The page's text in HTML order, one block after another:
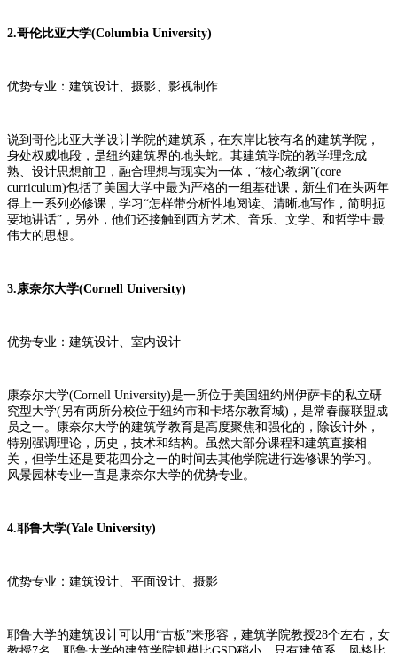
2.哥伦比亚大学(Columbia University)
优势专业：建筑设计、摄影、影视制作
说到哥伦比亚大学设计学院的建筑系，在东岸比较有名的建筑学院，
身处权威地段，是纽约建筑界的地头蛇。其建筑学院的教学理念成
熟、设计思想前卫，融合理想与现实为一体，“核心教纲”(core
curriculum)包括了美国大学中最为严格的一组基础课，新生们在头两年
得上一系列必修课，学习“怎样带分析性地阅读、清晰地写作，简明扼
要地讲话”，另外，他们还接触到西方艺术、音乐、文学、和哲学中最
伟大的思想。
3.康奈尔大学(Cornell University)
优势专业：建筑设计、室内设计
康奈尔大学(Cornell University)是一所位于美国纽约州伊萨卡的私立研
究型大学(另有两所分校位于纽约市和卡塔尔教育城)，是常春藤联盟成
员之一。康奈尔大学的建筑学教育是高度聚焦和强化的，除设计外，
特别强调理论，历史，技术和结构。虽然大部分课程和建筑直接相
关，但学生还是要花四分之一的时间去其他学院进行选修课的学习。
风景园林专业一直是康奈尔大学的优势专业。
4.耶鲁大学(Yale University)
优势专业：建筑设计、平面设计、摄影
耶鲁大学的建筑设计可以用“古板”来形容，建筑学院教授28个左右，女